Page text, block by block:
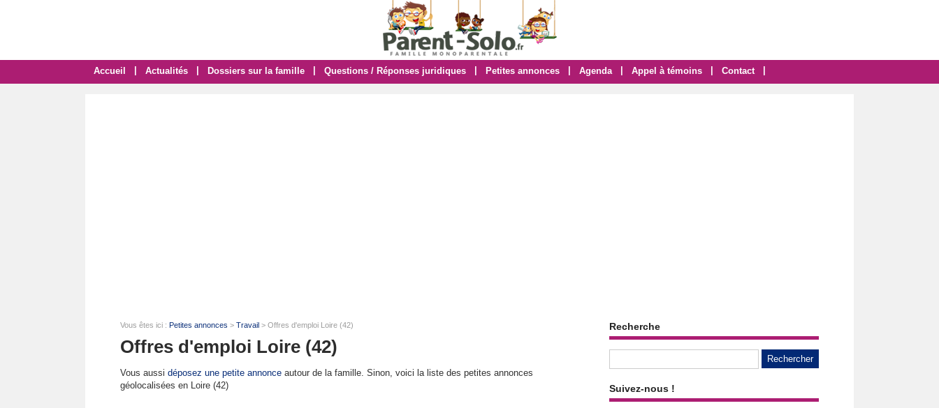
Accueil Actualités Dossiers sur la famille Questions / Réponses juridiques Petites annonces Agenda Appel à témoins Contact
Vous êtes ici : Petites annonces > Travail > Offres d'emploi Loire (42)
Offres d'emploi Loire (42)
Vous aussi déposez une petite annonce autour de la famille. Sinon, voici la liste des petites annonces
géolocalisées en Loire (42)
Recherche
Suivez-nous !